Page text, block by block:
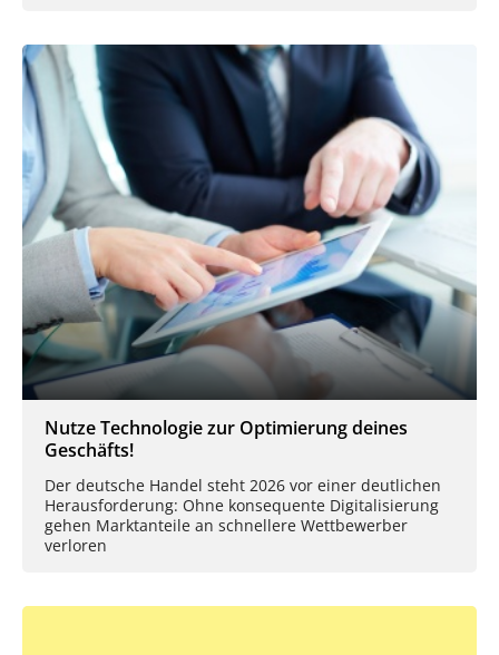
Nutze Technologie zur Optimierung deines
Geschäfts!
Der deutsche Handel steht 2026 vor einer deutlichen
Herausforderung: Ohne konsequente Digitalisierung
gehen Marktanteile an schnellere Wettbewerber
verloren